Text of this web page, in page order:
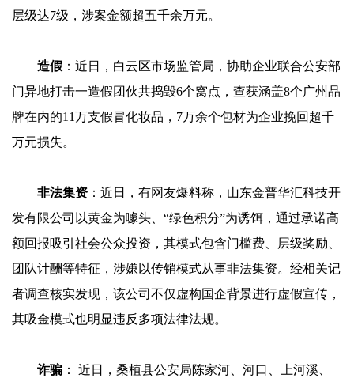
层级达7级，涉案金额超五千余万元。
造假 ：近日，白云区市场监管局，协助企业联合公安部
门异地打击一造假团伙共捣毁6个窝点，查获涵盖8个广州品
牌在内的11万支假冒化妆品，7万余个包材为企业挽回超千
万元损失。
非法集资 ：近日，有网友爆料称，山东金普华汇科技开
发有限公司以黄金为噱头、“绿色积分”为诱饵，通过承诺高
额回报吸引社会公众投资，其模式包含门槛费、层级奖励、
团队计酬等特征，涉嫌以传销模式从事非法集资。经相关记
者调查核实发现，该公司不仅虚构国企背景进行虚假宣传，
其吸金模式也明显违反多项法律法规。
诈骗 ： 近日，桑植县公安局陈家河、河口、上河溪、